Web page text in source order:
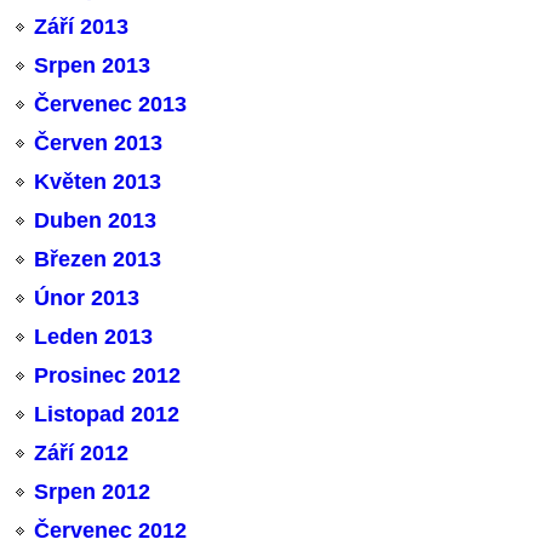
Září 2013
Srpen 2013
Červenec 2013
Červen 2013
Květen 2013
Duben 2013
Březen 2013
Únor 2013
Leden 2013
Prosinec 2012
Listopad 2012
Září 2012
Srpen 2012
Červenec 2012